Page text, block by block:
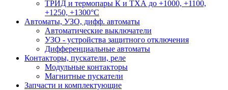
ТРИД и термопары К и ТХА до +1000, +1100,
+1250, +1300°C
Автоматы, УЗО, дифф. автоматы
Автоматические выключатели
УЗО - устройства защитного отключения
Дифференциальные автоматы
Контакторы, пускатели, реле
Модульные контакторы
Магнитные пускатели
Запчасти и комплектующие